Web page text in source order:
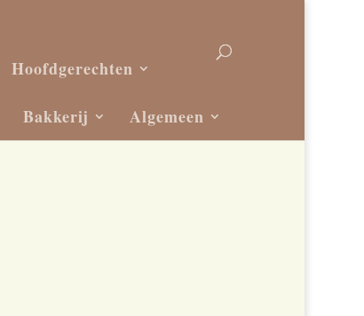
Hoofdgerechten
Bakkerij Algemeen